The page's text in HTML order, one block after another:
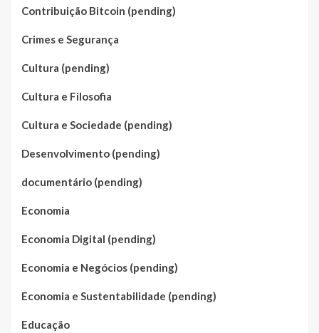
Contribuição Bitcoin (pending)
Crimes e Segurança
Cultura (pending)
Cultura e Filosofia
Cultura e Sociedade (pending)
Desenvolvimento (pending)
documentário (pending)
Economia
Economia Digital (pending)
Economia e Negócios (pending)
Economia e Sustentabilidade (pending)
Educação